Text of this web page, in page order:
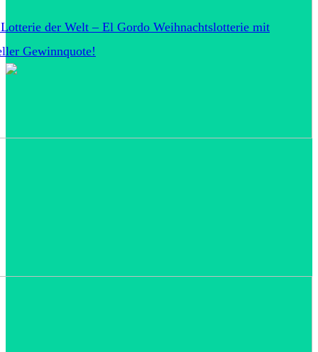
der Welt – El Gordo Weihnachtslotterie mit
Gewinnquote!